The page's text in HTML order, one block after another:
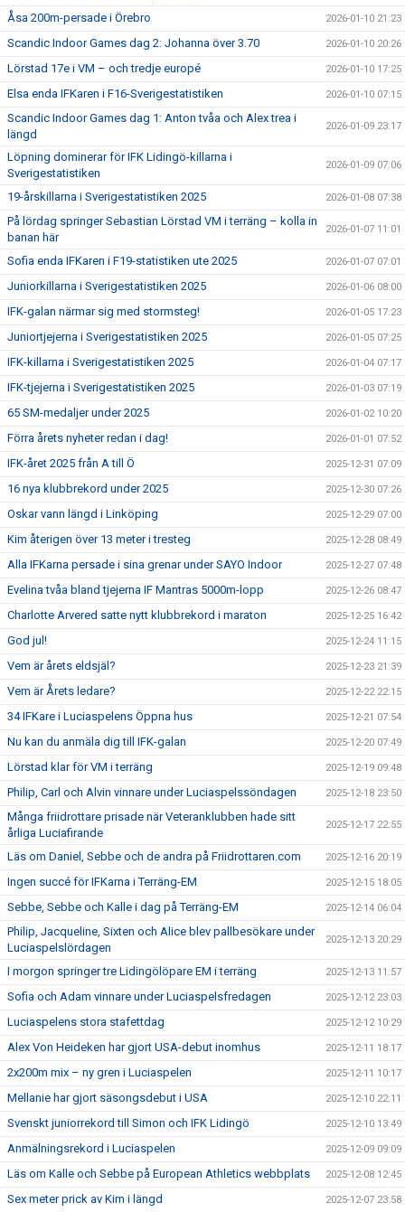
Åsa 200m-persade i Örebro 2026-01-10 21:23
Scandic Indoor Games dag 2: Johanna över 3.70 2026-01-10 20:26
Lörstad 17e i VM – och tredje europé 2026-01-10 17:25
Elsa enda IFKaren i F16-Sverigestatistiken 2026-01-10 07:15
Scandic Indoor Games dag 1: Anton tvåa och Alex trea i
längd
2026-01-09 23:17
Löpning dominerar för IFK Lidingö-killarna i
Sverigestatistiken
2026-01-09 07:06
19-årskillarna i Sverigestatistiken 2025 2026-01-08 07:38
På lördag springer Sebastian Lörstad VM i terräng – kolla in
banan här
2026-01-07 11:01
Sofia enda IFKaren i F19-statistiken ute 2025 2026-01-07 07:01
Juniorkillarna i Sverigestatistiken 2025 2026-01-06 08:00
IFK-galan närmar sig med stormsteg! 2026-01-05 17:23
Juniortjejerna i Sverigestatistiken 2025 2026-01-05 07:25
IFK-killarna i Sverigestatistiken 2025 2026-01-04 07:17
IFK-tjejerna i Sverigestatistiken 2025 2026-01-03 07:19
65 SM-medaljer under 2025 2026-01-02 10:20
Förra årets nyheter redan i dag! 2026-01-01 07:52
IFK-året 2025 från A till Ö 2025-12-31 07:09
16 nya klubbrekord under 2025 2025-12-30 07:26
Oskar vann längd i Linköping 2025-12-29 07:00
Kim återigen över 13 meter i tresteg 2025-12-28 08:49
Alla IFKarna persade i sina grenar under SAYO Indoor 2025-12-27 07:48
Evelina tvåa bland tjejerna IF Mantras 5000m-lopp 2025-12-26 08:47
Charlotte Arvered satte nytt klubbrekord i maraton 2025-12-25 16:42
God jul! 2025-12-24 11:15
Vem är årets eldsjäl? 2025-12-23 21:39
Vem är Årets ledare? 2025-12-22 22:15
34 IFKare i Luciaspelens Öppna hus 2025-12-21 07:54
Nu kan du anmäla dig till IFK-galan 2025-12-20 07:49
Lörstad klar för VM i terräng 2025-12-19 09:48
Philip, Carl och Alvin vinnare under Luciaspelssöndagen 2025-12-18 23:50
Många friidrottare prisade när Veteranklubben hade sitt
årliga Luciafirande
2025-12-17 22:55
Läs om Daniel, Sebbe och de andra på Friidrottaren.com 2025-12-16 20:19
Ingen succé för IFKarna i Terräng-EM 2025-12-15 18:05
Sebbe, Sebbe och Kalle i dag på Terräng-EM 2025-12-14 06:04
Philip, Jacqueline, Sixten och Alice blev pallbesökare under
Luciaspelslördagen
2025-12-13 20:29
I morgon springer tre Lidingölöpare EM i terräng 2025-12-13 11:57
Sofia och Adam vinnare under Luciaspelsfredagen 2025-12-12 23:03
Luciaspelens stora stafettdag 2025-12-12 10:29
Alex Von Heideken har gjort USA-debut inomhus 2025-12-11 18:17
2x200m mix – ny gren i Luciaspelen 2025-12-11 10:17
Mellanie har gjort säsongsdebut i USA 2025-12-10 22:11
Svenskt juniorrekord till Simon och IFK Lidingö 2025-12-10 13:49
Anmälningsrekord i Luciaspelen 2025-12-09 09:09
Läs om Kalle och Sebbe på European Athletics webbplats 2025-12-08 12:45
Sex meter prick av Kim i längd 2025-12-07 23:58